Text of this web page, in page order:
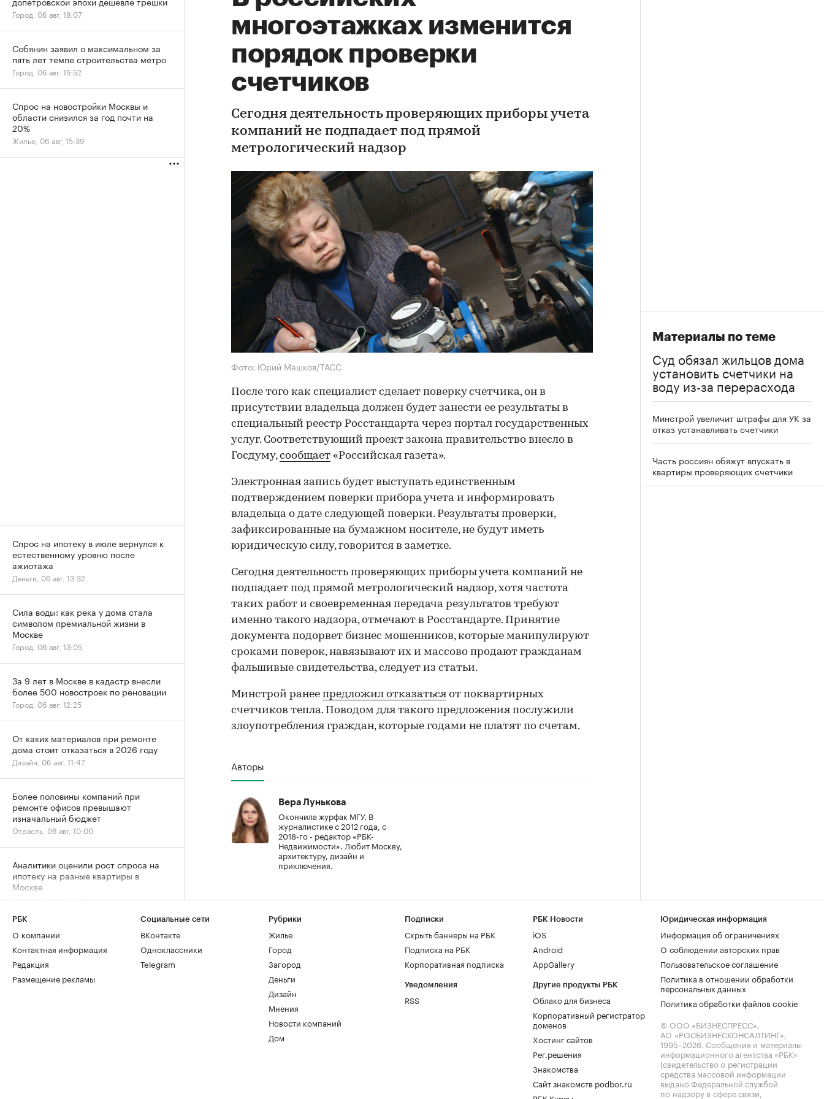
многоэтажках изменится
порядок проверки
счетчиков
Сегодня деятельность проверяющих приборы учета
компаний не подпадает под прямой
метрологический надзор
Фото: Юрий Машков/ТАСС
После того как специалист сделает поверку счетчика, он в
присутствии владельца должен будет занести ее результаты в
специальный реестр Росстандарта через портал государственных
услуг. Соответствующий проект закона правительство внесло в
Госдуму,сообщает «Российская газета».
Электронная запись будет выступать единственным
подтверждением поверки прибора учета и информировать
владельца о дате следующей поверки. Результаты проверки,
зафиксированные на бумажном носителе, не будут иметь
юридическую силу, говорится в заметке.
Сегодня деятельность проверяющих приборы учета компаний не
подпадает под прямой метрологический надзор, хотя частота
таких работ и своевременная передача результатов требуют
именно такого надзора, отмечают в Росстандарте. Принятие
документа подорвет бизнес мошенников, которые манипулируют
сроками поверок, навязывают их и массово продают гражданам
фальшивые свидетельства, следует из статьи.
Минстрой ранее предложил отказаться от поквартирных
счетчиков тепла. Поводом для такого предложения послужили
злоупотребления граждан, которые годами не платят по счетам.
Авторы
Вера Лунькова
Окончила журфак МГУ. В
журналистике с 2012 года, с
2018-го - редактор «РБК-
Недвижимости». Любит Москву,
архитектуру, дизайн и
приключения.
Материалы по теме
Суд обязал жильцов дома
установить счетчики на
воду из-за перерасхода
Минстрой увеличит штрафы для УК за
отказ устанавливать счетчики
Часть россиян обяжут впускать в
квартиры проверяющих счетчики
Город, 06 авг, 18:07
Собянин заявил о максимальном за
пять лет темпе строительства метро
Город, 06 авг, 15:52
Спрос на новостройки Москвы и
области снизился за год почти на
20%
Жилье, 06 авг, 15:39
Спрос на ипотеку в июле вернулся к
естественному уровню после
ажиотажа
Деньги, 06 авг, 13:32
Сила воды: как река у дома стала
символом премиальной жизни в
Москве
Город, 06 авг, 13:05
За 9 лет в Москве в кадастр внесли
более 500 новостроек по реновации
Город, 06 авг, 12:25
От каких материалов при ремонте
дома стоит отказаться в 2026 году
Дизайн, 06 авг, 11:47
Более половины компаний при
ремонте офисов превышают
изначальный бюджет
Отрасль, 06 авг, 10:00
Аналитики оценили рост спроса на
ипотеку на разные квартиры в
Москве
Деньги, 06 авг, 09:00
Временное явление: в июле снижение
цен на жилье резко замедлилось
Жилье, 06 авг, 06:00
РБК
О компании
Контактная информация
Редакция
Размещение рекламы
Социальные сети
ВКонтакте
Одноклассники
Telegram
Рубрики
Жилье
Город
Загород
Деньги
Дизайн
Мнения
Новости компаний
Дом
Подписки
Скрыть баннеры на РБК
Подписка на РБК
Корпоративная подписка
Уведомления
RSS
РБК Новости
iOS
Android
AppGallery
Другие продукты РБК
Облако для бизнеса
Корпоративный регистратор
доменов
Хостинг сайтов
Рег.решения
Знакомства
Сайт знакомств podbor.ru
Юридическая информация
Информация об ограничениях
О соблюдении авторских прав
Пользовательское соглашение
Политика в отношении обработки
персональных данных
Политика обработки файлов cookie
© ООО «БИЗНЕСПРЕСС»,
АО «РОСБИЗНЕСКОНСАЛТИНГ»,
1995–2026. Сообщения и материалы
информационного агентства «РБК»
(свидетельство о регистрации
средства массовой информации
выдано Федеральной службой
по надзору в сфере связи,